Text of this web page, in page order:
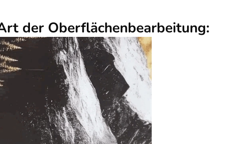
der Oberflächenbearbeitung: